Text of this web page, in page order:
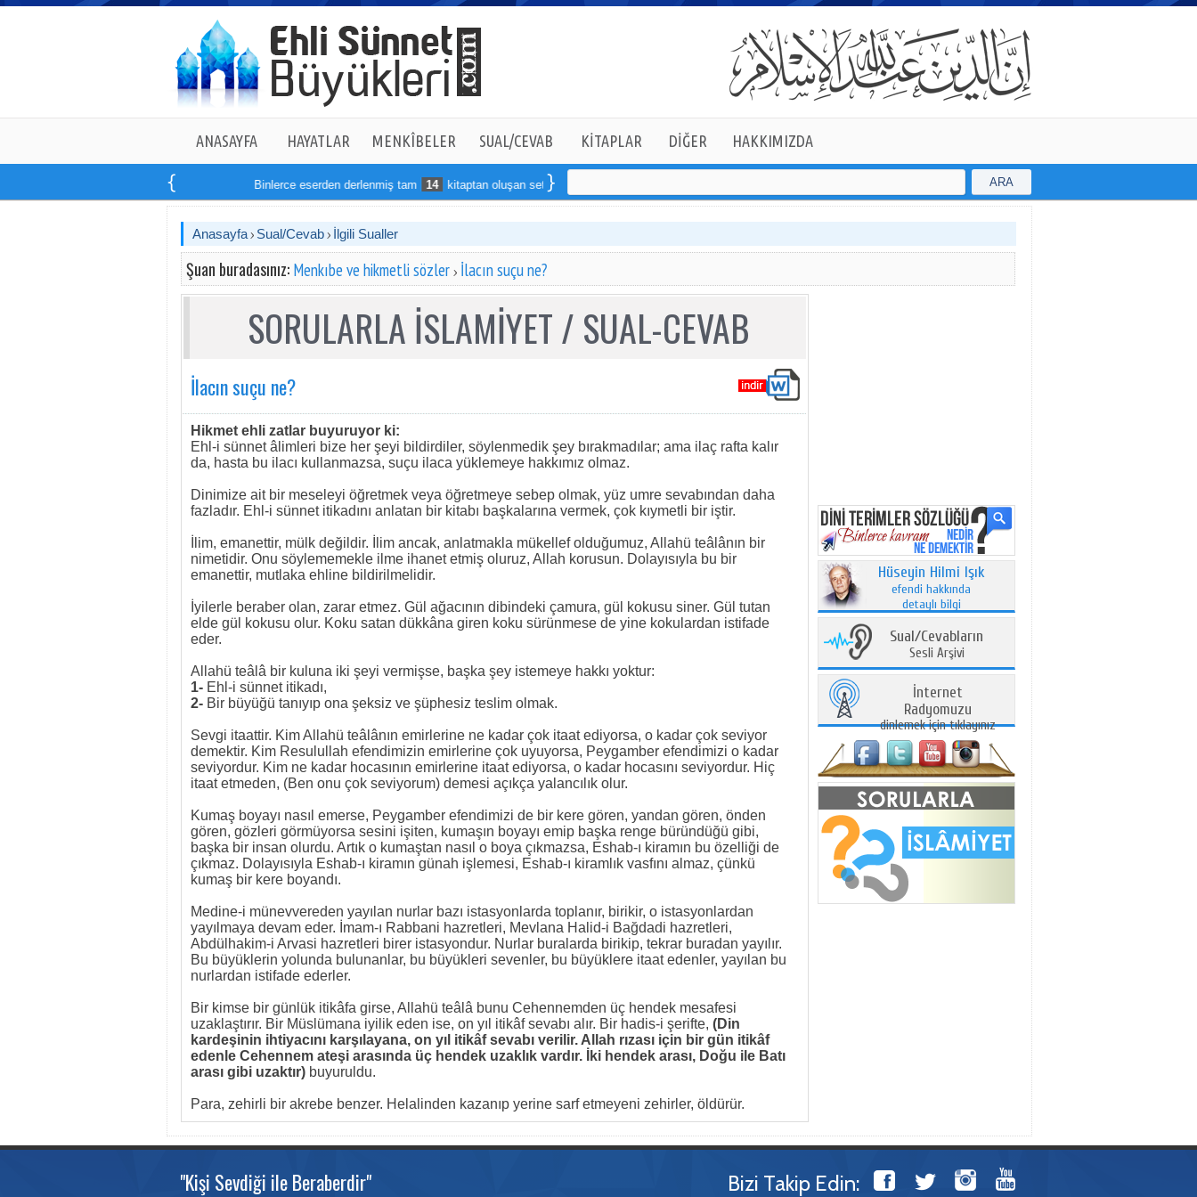
ANASAYFA HAYATLAR MENKÎBELER SUAL/CEVAB KİTAPLAR DİĞER HAKKIMIZDA
Binlerce eserden derlenmiş tam 14 kitaptan oluşan seti online sipariş verebilirsiniz ARA
Anasayfa Sual/Cevab İlgili Sualler
Şuan buradasınız: Menkıbe ve hikmetli sözler İlacın suçu ne?
SORULARLA İSLAMİYET / SUAL-CEVAB
İlacın suçu ne?
Hikmet ehli zatlar buyuruyor ki:
Ehl-i sünnet âlimleri bize her şeyi bildirdiler, söylenmedik şey bırakmadılar; ama ilaç rafta kalır
da, hasta bu ilacı kullanmazsa, suçu ilaca yüklemeye hakkımız olmaz.
Dinimize ait bir meseleyi öğretmek veya öğretmeye sebep olmak, yüz umre sevabından daha
fazladır. Ehl-i sünnet itikadını anlatan bir kitabı başkalarına vermek, çok kıymetli bir iştir.
İlim, emanettir, mülk değildir. İlim ancak, anlatmakla mükellef olduğumuz, Allahü teâlânın bir
nimetidir. Onu söylememekle ilme ihanet etmiş oluruz, Allah korusun. Dolayısıyla bu bir
emanettir, mutlaka ehline bildirilmelidir.
İyilerle beraber olan, zarar etmez. Gül ağacının dibindeki çamura, gül kokusu siner. Gül tutan
elde gül kokusu olur. Koku satan dükkâna giren koku sürünmese de yine kokulardan istifade
eder.
Allahü teâlâ bir kuluna iki şeyi vermişse, başka şey istemeye hakkı yoktur:
1- Ehl-i sünnet itikadı,
2- Bir büyüğü tanıyıp ona şeksiz ve şüphesiz teslim olmak.
Sevgi itaattir. Kim Allahü teâlânın emirlerine ne kadar çok itaat ediyorsa, o kadar çok seviyor
demektir. Kim Resulullah efendimizin emirlerine çok uyuyorsa, Peygamber efendimizi o kadar
seviyordur. Kim ne kadar hocasının emirlerine itaat ediyorsa, o kadar hocasını seviyordur. Hiç
itaat etmeden, (Ben onu çok seviyorum) demesi açıkça yalancılık olur.
Kumaş boyayı nasıl emerse, Peygamber efendimizi de bir kere gören, yandan gören, önden
gören, gözleri görmüyorsa sesini işiten, kumaşın boyayı emip başka renge büründüğü gibi,
başka bir insan olurdu. Artık o kumaştan nasıl o boya çıkmazsa, Eshab-ı kiramın bu özelliği de
çıkmaz. Dolayısıyla Eshab-ı kiramın günah işlemesi, Eshab-ı kiramlık vasfını almaz, çünkü
kumaş bir kere boyandı.
Medine-i münevvereden yayılan nurlar bazı istasyonlarda toplanır, birikir, o istasyonlardan
yayılmaya devam eder. İmam-ı Rabbani hazretleri, Mevlana Halid-i Bağdadi hazretleri,
Abdülhakim-i Arvasi hazretleri birer istasyondur. Nurlar buralarda birikip, tekrar buradan yayılır.
Bu büyüklerin yolunda bulunanlar, bu büyükleri sevenler, bu büyüklere itaat edenler, yayılan bu
nurlardan istifade ederler.
Bir kimse bir günlük itikâfa girse, Allahü teâlâ bunu Cehennemden üç hendek mesafesi
uzaklaştırır. Bir Müslümana iyilik eden ise, on yıl itikâf sevabı alır. Bir hadis-i şerifte, (Din
kardeşinin ihtiyacını karşılayana, on yıl itikâf sevabı verilir. Allah rızası için bir gün itikâf
edenle Cehennem ateşi arasında üç hendek uzaklık vardır. İki hendek arası, Doğu ile Batı
arası gibi uzaktır) buyuruldu.
Para, zehirli bir akrebe benzer. Helalinden kazanıp yerine sarf etmeyeni zehirler, öldürür.
Hüseyin Hilmi Işık
efendi hakkında
detaylı bilgi
Sual/Cevabların
Sesli Arşivi
İnternet
Radyomuzu
dinlemek için tıklayınız
"Kişi Sevdiği ile Beraberdir" Bizi Takip Edin: